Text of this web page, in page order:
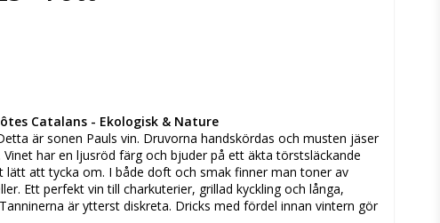
Catalans - Ekologisk & Nature
är sonen Pauls vin. Druvorna handskördas och musten jäser
har en ljusröd färg och bjuder på ett äkta törstsläckande
lätt att tycka om. I både doft och smak finner man toner av
Ett perfekt vin till charkuterier, grillad kyckling och långa,
är ytterst diskreta. Dricks med fördel innan vintern gör